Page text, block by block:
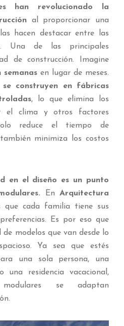
han revolucionado la
al proporcionar una
hacen destacar entre las
Una de las principales
de construcción. Imagine
semanas en lugar de meses.
se construyen en fábricas
, lo que elimina los
el clima y otros factores
reduce el tiempo de
minimiza los costos
en el diseño es un punto
En Arquitectura
que cada familia tiene sus
Es por eso que
modelos que van desde lo
Ya sea que estés
una sola persona, una
una residencia vacacional,
se adaptan